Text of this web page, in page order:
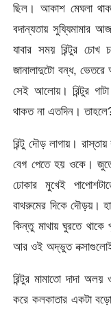
ছিল। আকাশ মেঘলা
বদান্যতায় সুয্যিমামার
যাবার সময় রিন্টুর চোখ
জানালাদুটো বন্ধ,
সেই আলোয়। রিন্টুর
থাকত না এতদিন।
রিন্টু দৌড় লাগায়।
বেগ পেতে হয় ওকে।
ঢোকার মুখেই
বাথরুমের দিকে দৌড়য়।
কিন্তু মাথায় ঘুরতে থাকে
আর ওই অদ্ভুত
রিন্টুর মামাতো দাদা
করে কলকাতার একটা বড়ো